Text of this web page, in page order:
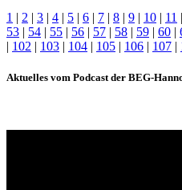
1 | 2 | 3 | 4 | 5 | 6 | 7 | 8 | 9 | 10 | 11 |
53 | 54 | 55 | 56 | 57 | 58 | 59 | 60 |
| 102 | 103 | 104 | 105 | 106 | 107 |
Aktuelles vom Podcast der BEG-